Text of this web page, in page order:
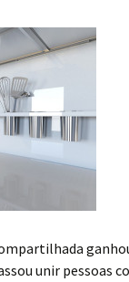
unir pessoas